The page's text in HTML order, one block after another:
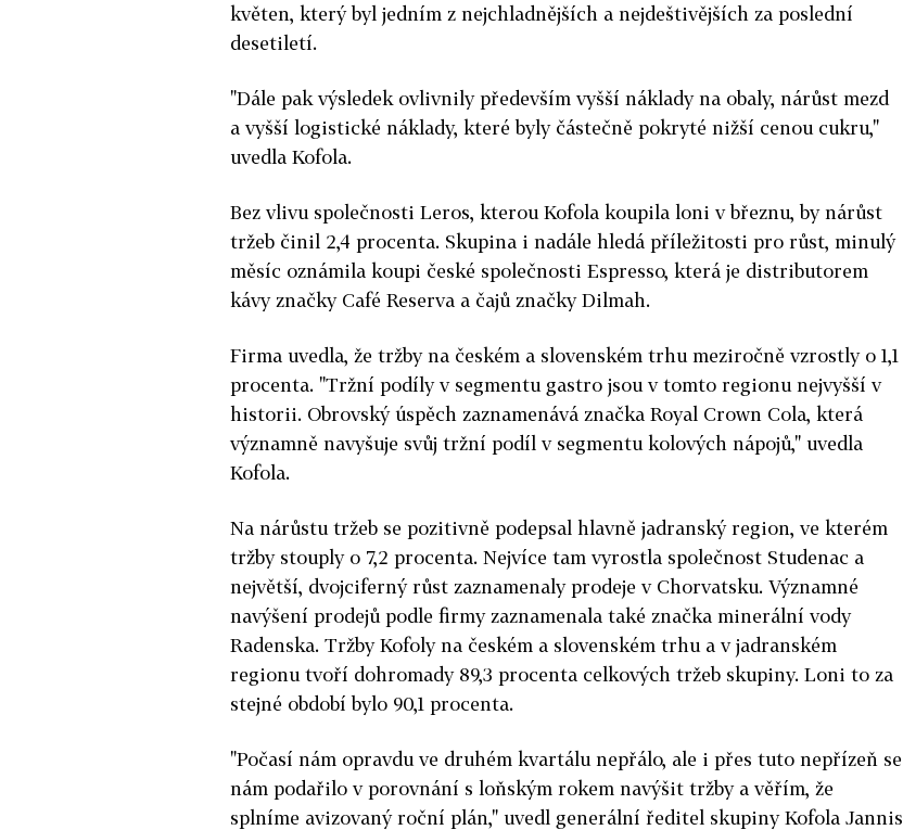
květen, který byl jedním z nejchladnějších a nejdeštivějších za poslední
desetiletí.
"Dále pak výsledek ovlivnily především vyšší náklady na obaly, nárůst mezd
a vyšší logistické náklady, které byly částečně pokryté nižší cenou cukru,"
uvedla Kofola.
Bez vlivu společnosti Leros, kterou Kofola koupila loni v březnu, by nárůst
tržeb činil 2,4 procenta. Skupina i nadále hledá příležitosti pro růst, minulý
měsíc oznámila koupi české společnosti Espresso, která je distributorem
kávy značky Café Reserva a čajů značky Dilmah.
Firma uvedla, že tržby na českém a slovenském trhu meziročně vzrostly o 1,1
procenta. "Tržní podíly v segmentu gastro jsou v tomto regionu nejvyšší v
historii. Obrovský úspěch zaznamenává značka Royal Crown Cola, která
významně navyšuje svůj tržní podíl v segmentu kolových nápojů," uvedla
Kofola.
Na nárůstu tržeb se pozitivně podepsal hlavně jadranský region, ve kterém
tržby stouply o 7,2 procenta. Nejvíce tam vyrostla společnost Studenac a
největší, dvojciferný růst zaznamenaly prodeje v Chorvatsku. Významné
navýšení prodejů podle firmy zaznamenala také značka minerální vody
Radenska. Tržby Kofoly na českém a slovenském trhu a v jadranském
regionu tvoří dohromady 89,3 procenta celkových tržeb skupiny. Loni to za
stejné období bylo 90,1 procenta.
"Počasí nám opravdu ve druhém kvartálu nepřálo, ale i přes tuto nepřízeň se
nám podařilo v porovnání s loňským rokem navýšit tržby a věřím, že
splníme avizovaný roční plán," uvedl generální ředitel skupiny Kofola Jannis